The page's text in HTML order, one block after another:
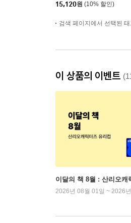
15,120원 (10% 할인)
검색 페이지에서 선택된
이 상품의 이벤트
이달의 책 8월 : 산리오캐
2026년 08월 01일 ~ 2026